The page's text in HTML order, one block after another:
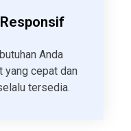
Anda
yang cepat dan
tersedia.